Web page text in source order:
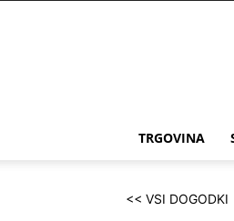
TRGOVINA
<< VSI DOGODKI